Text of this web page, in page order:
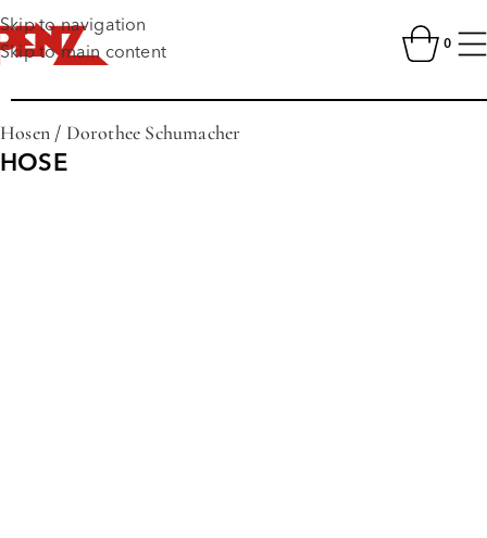
Skip to navigation
Skip to main content
0
Hosen / Dorothee Schumacher
HOSE